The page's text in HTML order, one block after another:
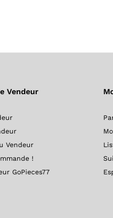
Vendeur
Vendeur
!
GoPieces77